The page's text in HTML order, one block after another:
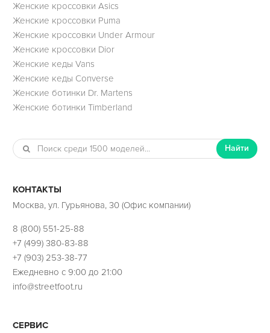
Женские кроссовки Asics
Женские кроссовки Puma
Женские кроссовки Under Armour
Женские кроссовки Dior
Женские кеды Vans
Женские кеды Converse
Женские ботинки Dr. Martens
Женские ботинки Timberland
Найти
КОНТАКТЫ
Москва, ул. Гурьянова, 30 (Офис компании)
8 (800) 551-25-88
+7 (499) 380-83-88
+7 (903) 253-38-77
Ежедневно с 9:00 до 21:00
info@streetfoot.ru
СЕРВИС